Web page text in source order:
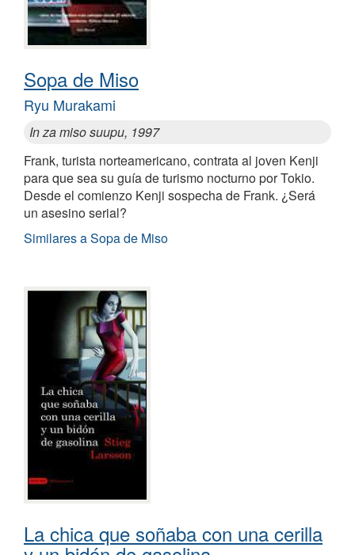
Sopa de Miso
Ryu Murakami
In za miso suupu, 1997
Frank, turista norteamericano, contrata al joven Kenji
para que sea su guía de turismo nocturno por Tokio.
Desde el comienzo Kenji sospecha de Frank. ¿Será
un asesino serial?
Similares a Sopa de Miso
La chica que soñaba con una cerilla